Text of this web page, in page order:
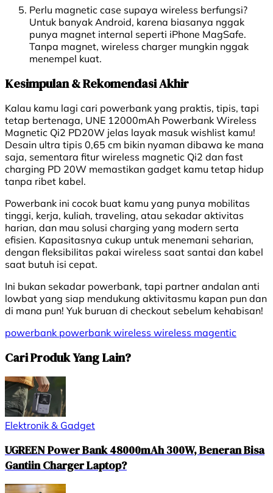
Perlu magnetic case supaya wireless berfungsi?
Untuk banyak Android, karena biasanya nggak
punya magnet internal seperti iPhone MagSafe.
Tanpa magnet, wireless charger mungkin nggak
menempel kuat.
Kesimpulan & Rekomendasi Akhir
Kalau kamu lagi cari powerbank yang praktis, tipis, tapi
tetap bertenaga, UNE 12000mAh Powerbank Wireless
Magnetic Qi2 PD20W jelas layak masuk wishlist kamu!
Desain ultra tipis 0,65 cm bikin nyaman dibawa ke mana
saja, sementara fitur wireless magnetic Qi2 dan fast
charging PD 20W memastikan gadget kamu tetap hidup
tanpa ribet kabel.
Powerbank ini cocok buat kamu yang punya mobilitas
tinggi, kerja, kuliah, traveling, atau sekadar aktivitas
harian, dan mau solusi charging yang modern serta
efisien. Kapasitasnya cukup untuk menemani seharian,
dengan fleksibilitas pakai wireless saat santai dan kabel
saat butuh isi cepat.
Ini bukan sekadar powerbank, tapi partner andalan anti
lowbat yang siap mendukung aktivitasmu kapan pun dan
di mana pun! Yuk buruan di checkout sebelum kehabisan!
powerbank powerbank wireless wireless magentic
Cari Produk Yang Lain?
Elektronik & Gadget
UGREEN Power Bank 48000mAh 300W, Beneran Bisa
Gantiin Charger Laptop?